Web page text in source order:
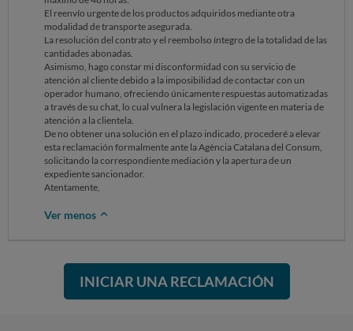
El reenvío urgente de los productos adquiridos mediante otra
modalidad de transporte asegurada.
La resolución del contrato y el reembolso íntegro de la totalidad de las
cantidades abonadas.
Asimismo, hago constar mi disconformidad con su servicio de
atención al cliente debido a la imposibilidad de contactar con un
operador humano, ofreciendo únicamente respuestas automatizadas
a través de su chat, lo cual vulnera la legislación vigente en materia de
atención a la clientela.
De no obtener una solución en el plazo indicado, procederé a elevar
esta reclamación formalmente ante la Agència Catalana del Consum,
solicitando la correspondiente mediación y la apertura de un
expediente sancionador.
Atentamente,
Ver menos
INICIAR UNA RECLAMACIÓN